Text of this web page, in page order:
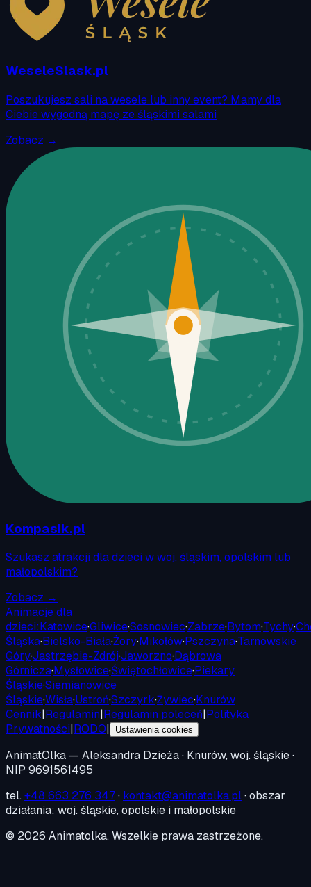
WeseleSlask.pl
Poszukujesz sali na wesele lub inny event? Mamy dla
Ciebie wygodną mapę ze śląskimi salami
Zobacz →
Kompasik.pl
Szukasz atrakcji dla dzieci w woj. śląskim, opolskim lub
małopolskim?
Zobacz →
Animacje dla
dzieci:Katowice·Gliwice·Sosnowiec·Zabrze·Bytom·Tychy·
Śląska·Bielsko-Biała·Żory·Mikołów·Pszczyna·Tarnowskie
Góry·Jastrzębie-Zdrój·Jaworzno·Dąbrowa
Górnicza·Mysłowice·Świętochłowice·Piekary
Śląskie·Siemianowice
Śląskie·Wisła·Ustroń·Szczyrk·Żywiec·Knurów
Cennik|Regulamin|Regulamin poleceń|Polityka
Prywatności|RODO| Ustawienia cookies
AnimatOlka — Aleksandra Dzieża · Knurów, woj. śląskie ·
NIP 9691561495
tel.+48 663 276 347· kontakt@animatolka.pl· obszar
działania: woj. śląskie, opolskie i małopolskie
© 2026 Animatolka. Wszelkie prawa zastrzeżone.